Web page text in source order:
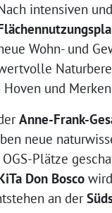
intensiven
Wohn- und
und
Anne-Frank-
neue
Plätze
Don Bosco
an der